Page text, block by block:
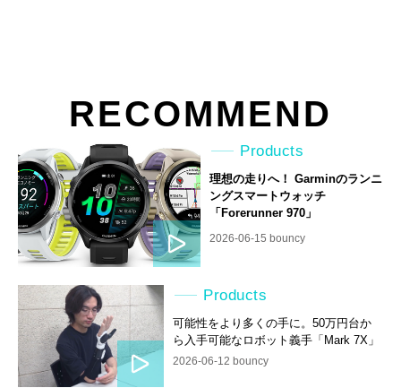
RECOMMEND
Products
理想の走りへ！ Garminのランニ
ングスマートウォッチ
「Forerunner 970」
2026-06-15 bouncy
Products
可能性をより多くの手に。50万円台か
ら入手可能なロボット義手「Mark 7X」
2026-06-12 bouncy